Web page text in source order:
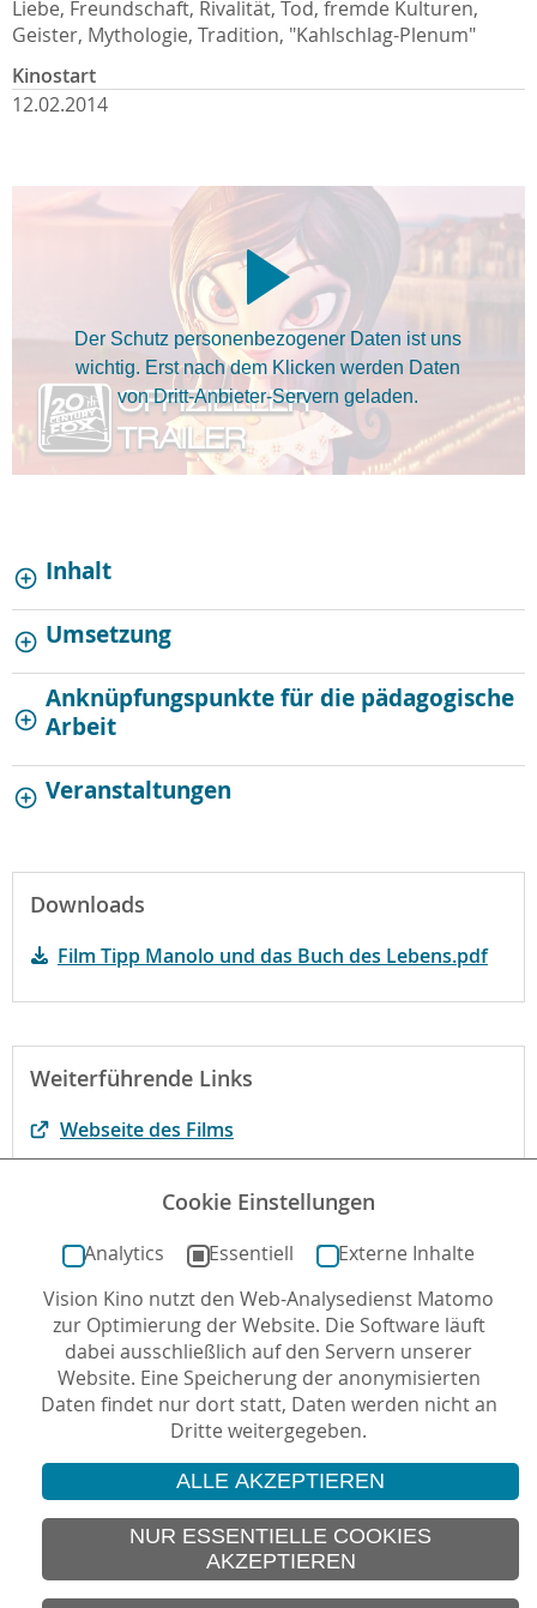
Liebe, Freundschaft, Rivalität, Tod, fremde Kulturen,
Geister, Mythologie, Tradition, "Kahlschlag-Plenum"
Kinostart
12.02.2014
Der Schutz personenbezogener Daten ist uns
wichtig. Erst nach dem Klicken werden Daten
von Dritt-Anbieter-Servern geladen.
Inhalt
Umsetzung
Anknüpfungspunkte für die pädagogische
Arbeit
Veranstaltungen
Downloads
Film Tipp Manolo und das Buch des Lebens.pdf
Weiterführende Links
Webseite des Films
Begründung der fbw-Jugend-Filmjury
Autor*in: Sabine Kögel-Popp , 02.02.2015 , letzte
Aktualisierung: 20.09.2024
© 2026 Vision Kino
IMPRESSUM
SITEMAP
Cookie Einstellungen
Analytics Essentiell
Externe Inhalte
Vision Kino nutzt den Web-Analysedienst Matomo
zur Optimierung der Website. Die Software läuft
dabei ausschließlich auf den Servern unserer
Website. Eine Speicherung der anonymisierten
Daten findet nur dort statt, Daten werden nicht an
Dritte weitergegeben.
ALLE AKZEPTIEREN
NUR ESSENTIELLE COOKIES
AKZEPTIEREN